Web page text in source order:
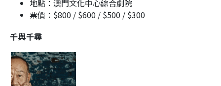
地點：澳門文化中心綜合劇院
票價：$800 / $600 / $500 / $300
千與千尋